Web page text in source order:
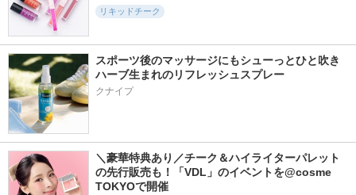
5.7
414件
キューミ―ボムショ
ットリッププランパ
ー
AGARISM
5.1
1532件
5.0
リキッドチーク
スポーツ後のマッサージにもシューっとひと吹き
ハーブ生まれのリフレッシュスプレー
クナイプ
＼豪華特典あり／チーク＆ハイライターパレット
の先行販売も！「VDL」のイベントを@cosme
TOKYOで開催